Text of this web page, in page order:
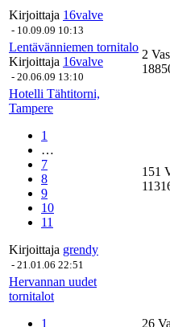
Kirjoittaja 16valve
- 10.09.09 10:13
Lentävänniemen tornitalo
Kirjoittaja 16valve
- 20.06.09 13:10
2
Hotelli Tähtitorni,
Tampere
1
…
7
8
9
10
11
Kirjoittaja grendy
- 21.01.06 22:51
151
Hervannan uudet
tornitalot
1
26